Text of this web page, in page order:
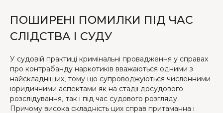
ПОШИРЕНІ ПОМИЛКИ ПІД ЧАС
СЛІДСТВА І СУДУ
У судовій практиці кримінальні провадження у справах
про контрабанду наркотиків вважаються одними з
найскладніших, тому що супроводжуються численними
юридичними аспектами як на стадії досудового
розслідування, так і під час судового розгляду.
Причому висока складність цих справ притаманна і